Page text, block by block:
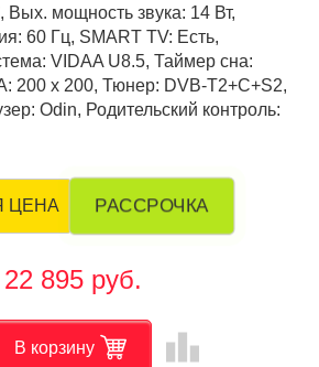
Вых. мощность звука: 14 Вт,
60 Гц, SMART TV: Есть,
VIDAA U8.5, Таймер сна:
200 х 200, Тюнер: DVB-T2+C+S2,
Odin, Родительский контроль:
ЦЕНА РАССРОЧКА
22 895 руб.
В корзину leaderboard